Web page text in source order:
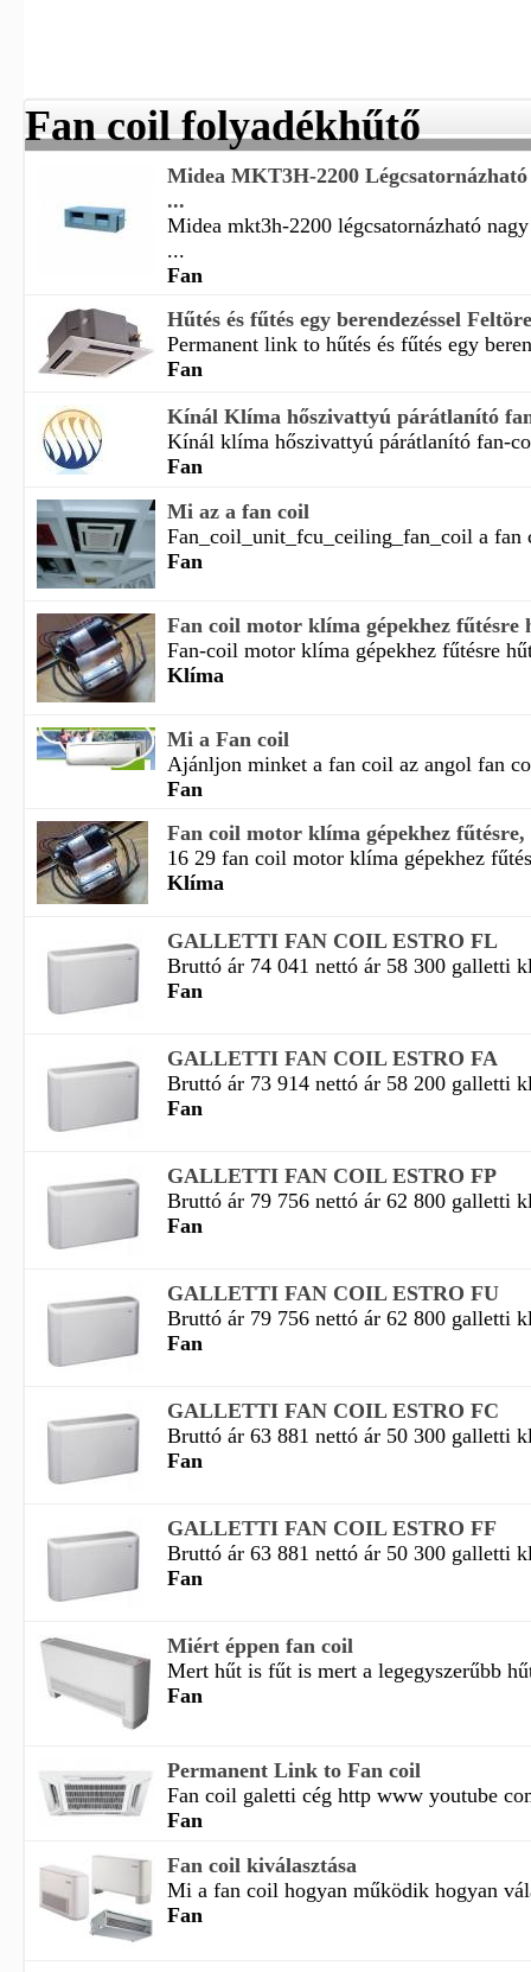
Fan coil folyadékhűtő
Midea MKT3H-2200
...
Midea mkt3h-2200 légcsatornázható
...
Fan
Hűtés és fűtés egy berendezéssel
Permanent link to hűtés és fűtés egy
Fan
Kínál Klíma hőszivattyú párátlanító
Kínál klíma hőszivattyú párátlanító fan-
Fan
Mi az a fan coil
Fan_coil_unit_fcu_ceiling_fan_coil a fan
Fan
Fan coil motor klíma gépekhez fűtésre
Fan-coil motor klíma gépekhez fűtésre
Klíma
Mi a Fan coil
Ajánljon minket a fan coil az angol fan
Fan
Fan coil motor klíma gépekhez fűtésre,
16 29 fan coil motor klíma gépekhez
Klíma
GALLETTI FAN COIL ESTRO FL
Bruttó ár 74 041 nettó ár 58 300 galletti
Fan
GALLETTI FAN COIL ESTRO FA
Bruttó ár 73 914 nettó ár 58 200 galletti
Fan
GALLETTI FAN COIL ESTRO FP
Bruttó ár 79 756 nettó ár 62 800 galletti
Fan
GALLETTI FAN COIL ESTRO FU
Bruttó ár 79 756 nettó ár 62 800 galletti
Fan
GALLETTI FAN COIL ESTRO FC
Bruttó ár 63 881 nettó ár 50 300 galletti
Fan
GALLETTI FAN COIL ESTRO FF
Bruttó ár 63 881 nettó ár 50 300 galletti
Fan
Miért éppen fan coil
Mert hűt is fűt is mert a legegyszerűbb
Fan
Permanent Link to Fan coil
Fan coil galetti cég http www youtube
Fan
Fan coil kiválasztása
Mi a fan coil hogyan működik hogyan
Fan